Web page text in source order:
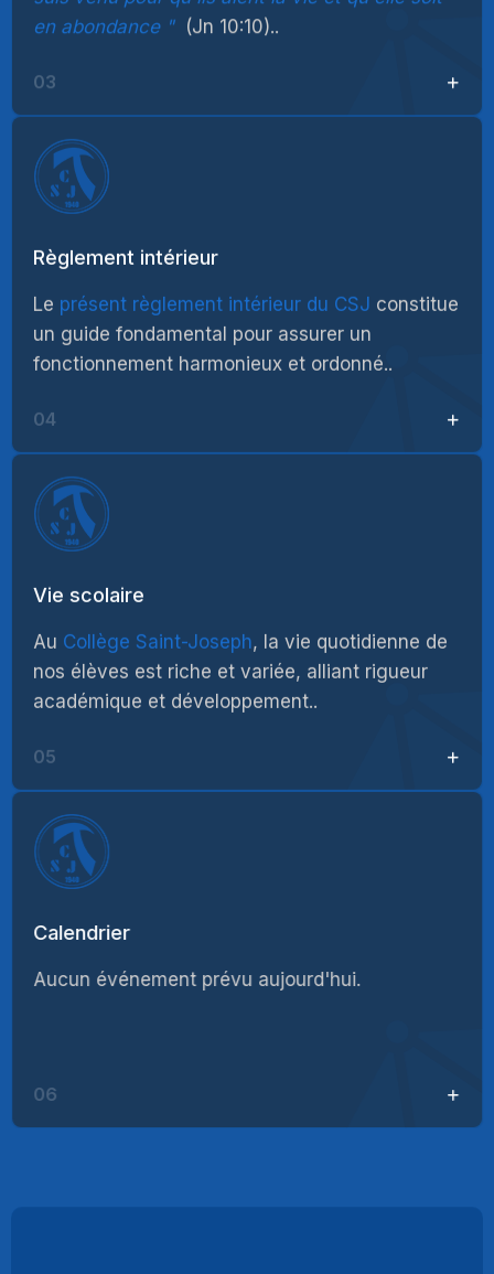
en abondance (Jn 10:10)..
03
Règlement intérieur
Le présent règlement intérieur du CSJ constitue
un guide fondamental pour assurer un
fonctionnement harmonieux et ordonné..
04
Vie scolaire
Au Collège Saint-Joseph, la vie quotidienne de
nos élèves est riche et variée, alliant rigueur
académique et développement..
05
Calendrier
Aucun événement prévu aujourd'hui.
06